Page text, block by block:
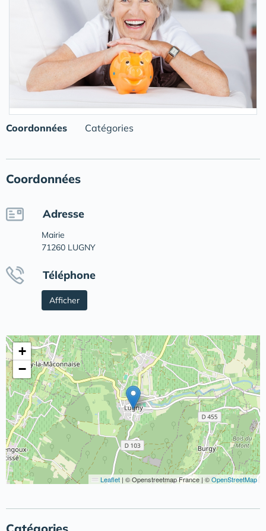
Coordonnées Catégories
Coordonnées
Adresse
Mairie
71260 LUGNY
Téléphone
Afficher
+
−
Leaflet | © Openstreetmap France | ©OpenStreetMap